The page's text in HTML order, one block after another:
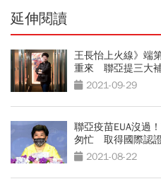
延伸閱讀
王長怡上火線》端
重來 聯亞提三大
2021-09-29
聯亞疫苗EUA沒過
匆忙 取得國際認
2021-08-22